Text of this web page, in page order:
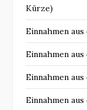
Kürze)
Einnahmen
Einnahmen
Einnahmen
Einnahmen